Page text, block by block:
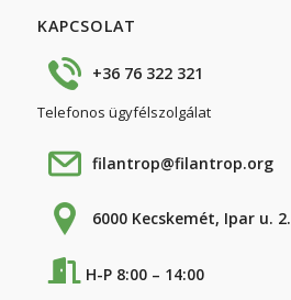
KAPCSOLAT
+36 76 322 321
Telefonos ügyfélszolgálat
filantrop@filantrop.org
6000 Kecskemét, Ipar u. 2.
H-P 8:00 – 14:00